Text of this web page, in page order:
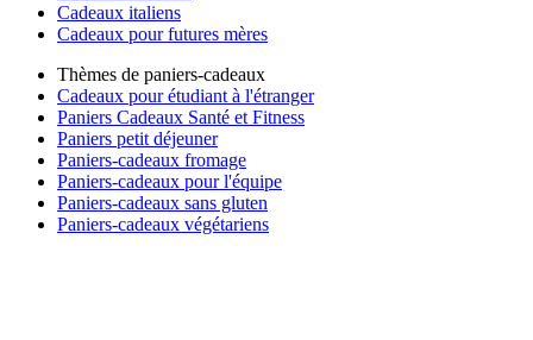
Cadeaux italiens
Cadeaux pour futures mères
Thèmes de paniers-cadeaux
Cadeaux pour étudiant à l'étranger
Paniers Cadeaux Santé et Fitness
Paniers petit déjeuner
Paniers-cadeaux fromage
Paniers-cadeaux pour l'équipe
Paniers-cadeaux sans gluten
Paniers-cadeaux végétariens